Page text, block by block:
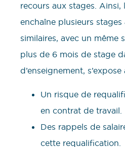
recours aux stages. Ainsi,
enchaîne plusieurs
similaires, avec un même
plus de 6 mois de stage
d’enseignement, s’expose
Un risque de
en contrat de travail.
Des rappels de
cette requalification.